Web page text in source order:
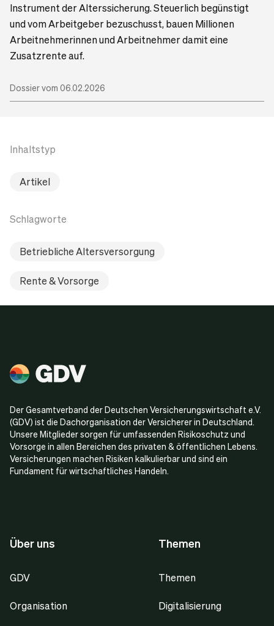
Instrument der Alterssicherung. Steuerlich begünstigt
und vom Arbeitgeber bezuschusst, bauen Millionen
Arbeitnehmerinnen und Arbeitnehmer damit eine
Zusatzrente auf.
Dossier vom 06.02.2026
Inhaltstyp
Artikel
Schlagworte
Betriebliche Altersversorgung
Rente & Vorsorge
Der Gesamtverband der Deutschen Versicherungswirtschaft e.V.
(GDV) ist die Dachorganisation der Versicherer in Deutschland.
Unsere Mitglieder sorgen für umfassenden Risikoschutz und
Vorsorge in allen Bereichen des privaten & öffentlichen Lebens.
Versicherungen machen Risiken kalkulierbar und sind ein
Fundament für wirtschaftliches Handeln.
Über uns
GDV
Organisation
Themen
Themen
Digitalisierung